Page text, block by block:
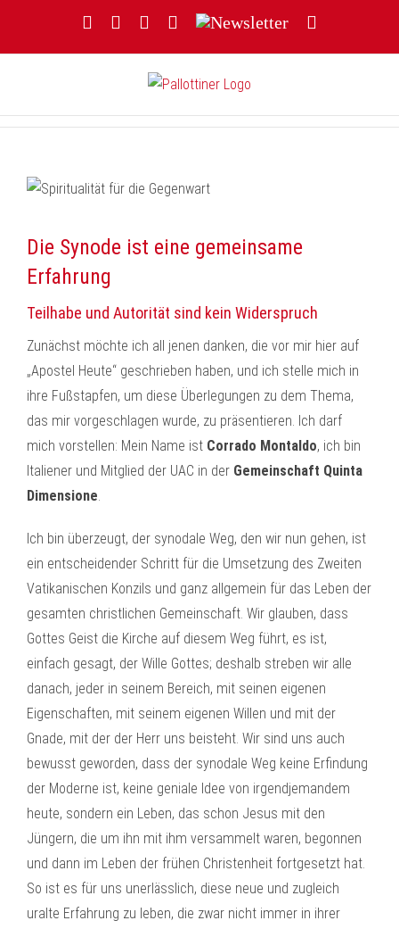
FacebookYouTubeInstagram
Threads
Newsletter
Die Synode ist eine gemeinsame
Erfahrung
Teilhabe und Autorität sind kein Widerspruch
Zunächst möchte ich all jenen danken, die vor mir hier auf
„Apostel Heute“ geschrieben haben, und ich stelle mich in
ihre Fußstapfen, um diese Überlegungen zu dem Thema,
das mir vorgeschlagen wurde, zu präsentieren. Ich darf
mich vorstellen: Mein Name ist Corrado Montaldo, ich bin
Italiener und Mitglied der UAC in der Gemeinschaft Quinta
Dimensione.
Ich bin überzeugt, der synodale Weg, den wir nun gehen, ist
ein entscheidender Schritt für die Umsetzung des Zweiten
Vatikanischen Konzils und ganz allgemein für das Leben der
gesamten christlichen Gemeinschaft. Wir glauben, dass
Gottes Geist die Kirche auf diesem Weg führt, es ist,
einfach gesagt, der Wille Gottes; deshalb streben wir alle
danach, jeder in seinem Bereich, mit seinen eigenen
Eigenschaften, mit seinem eigenen Willen und mit der
Gnade, mit der der Herr uns beisteht. Wir sind uns auch
bewusst geworden, dass der synodale Weg keine Erfindung
der Moderne ist, keine geniale Idee von irgendjemandem
heute, sondern ein Leben, das schon Jesus mit den
Jüngern, die um ihn mit ihm versammelt waren, begonnen
und dann im Leben der frühen Christenheit fortgesetzt hat.
So ist es für uns unerlässlich, diese neue und zugleich
uralte Erfahrung zu leben, die zwar nicht immer in ihrer